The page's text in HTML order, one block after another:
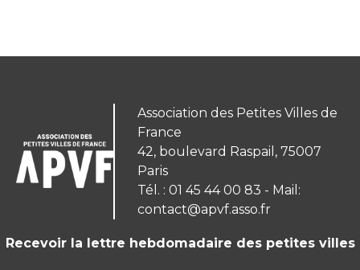
Association des Petites Villes de
France
42, boulevard Raspail, 75007
Paris
Tél. : 01 45 44 00 83 - Mail:
contact@apvf.asso.fr
Recevoir la lettre hebdomadaire des petites villes